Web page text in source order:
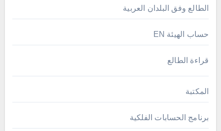
الطالع وفق البلدان العربية
حساب الهيئة EN
قراءة الطالع
المكتبة
برنامج الحسابات الفلكية